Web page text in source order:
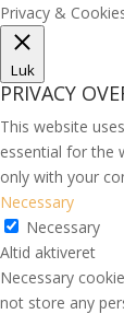
Privacy &
Luk
PRIVACY
This website
essential for the
only with your
Necessary
Necessary
Altid aktiveret
Necessary
not store any